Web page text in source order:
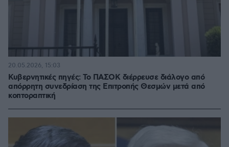
Κυβερνητικές πηγές: Το ΠΑΣΟΚ διέρρευσε διάλογο από
απόρρητη συνεδρίαση της Επιτροπής Θεσμών μετά από
κοπτοραπτική
20.05.2026, 15:03